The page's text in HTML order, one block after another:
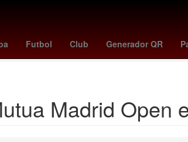
Futbol Club Generador QR
vs santos Germán Berterame Rogelio
duquesa de sussex
Madrid Open